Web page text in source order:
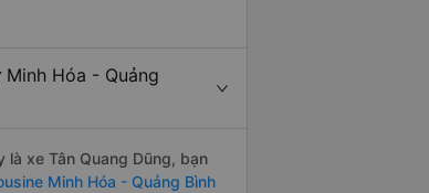
Hóa - Quảng
xe Tân Quang Dũng, bạn
Minh Hóa - Quảng Bình